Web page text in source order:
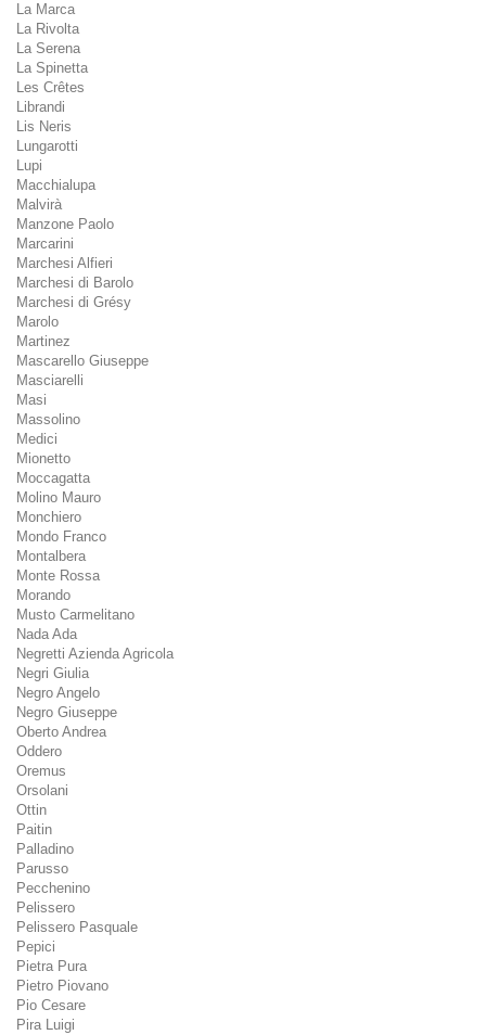
La Marca
La Rivolta
La Serena
La Spinetta
Les Crêtes
Librandi
Lis Neris
Lungarotti
Lupi
Macchialupa
Malvirà
Manzone Paolo
Marcarini
Marchesi Alfieri
Marchesi di Barolo
Marchesi di Grésy
Marolo
Martinez
Mascarello Giuseppe
Masciarelli
Masi
Massolino
Medici
Mionetto
Moccagatta
Molino Mauro
Monchiero
Mondo Franco
Montalbera
Monte Rossa
Morando
Musto Carmelitano
Nada Ada
Negretti Azienda Agricola
Negri Giulia
Negro Angelo
Negro Giuseppe
Oberto Andrea
Oddero
Oremus
Orsolani
Ottin
Paitin
Palladino
Parusso
Pecchenino
Pelissero
Pelissero Pasquale
Pepici
Pietra Pura
Pietro Piovano
Pio Cesare
Pira Luigi